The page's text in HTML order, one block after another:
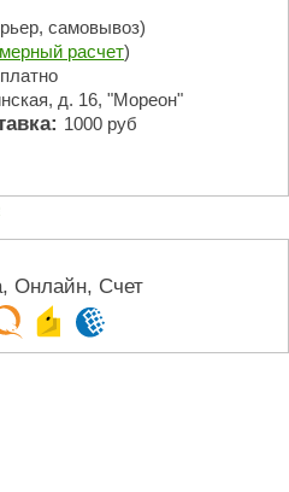
самовывоз)
расчет)
д. 16, "Мореон"
1000 руб
Онлайн, Счет